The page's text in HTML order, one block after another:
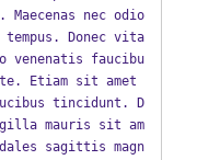
nec odio
Donec vita
venenatis faucibu
Etiam sit amet
tincidunt. D
mauris sit am
sagittis magn